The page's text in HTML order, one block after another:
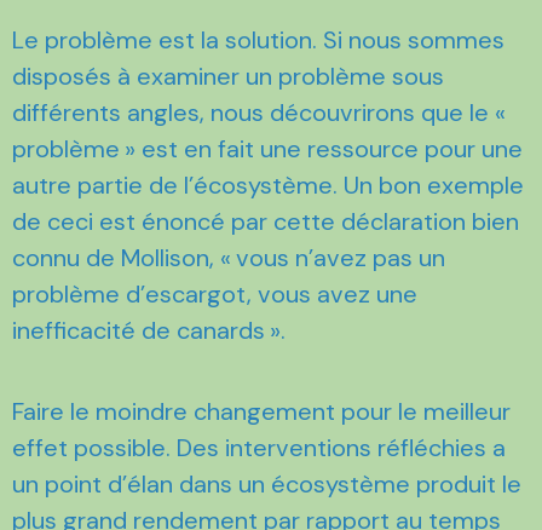
Le problème est la solution. Si nous sommes
disposés à examiner un problème sous
différents angles, nous découvrirons que le «
problème » est en fait une ressource pour une
autre partie de l’écosystème. Un bon exemple
de ceci est énoncé par cette déclaration bien
connu de Mollison, « vous n’avez pas un
problème d’escargot, vous avez une
inefficacité de canards ».
Faire le moindre changement pour le meilleur
effet possible. Des interventions réfléchies a
un point d’élan dans un écosystème produit le
plus grand rendement par rapport au temps